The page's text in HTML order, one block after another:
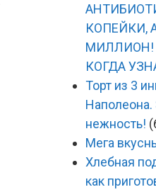
КОПЕЙКИ,
МИЛЛИОН!
КОГДА
Торт из 3
Наполеона.
нежность!
Мега
Хлебная
как